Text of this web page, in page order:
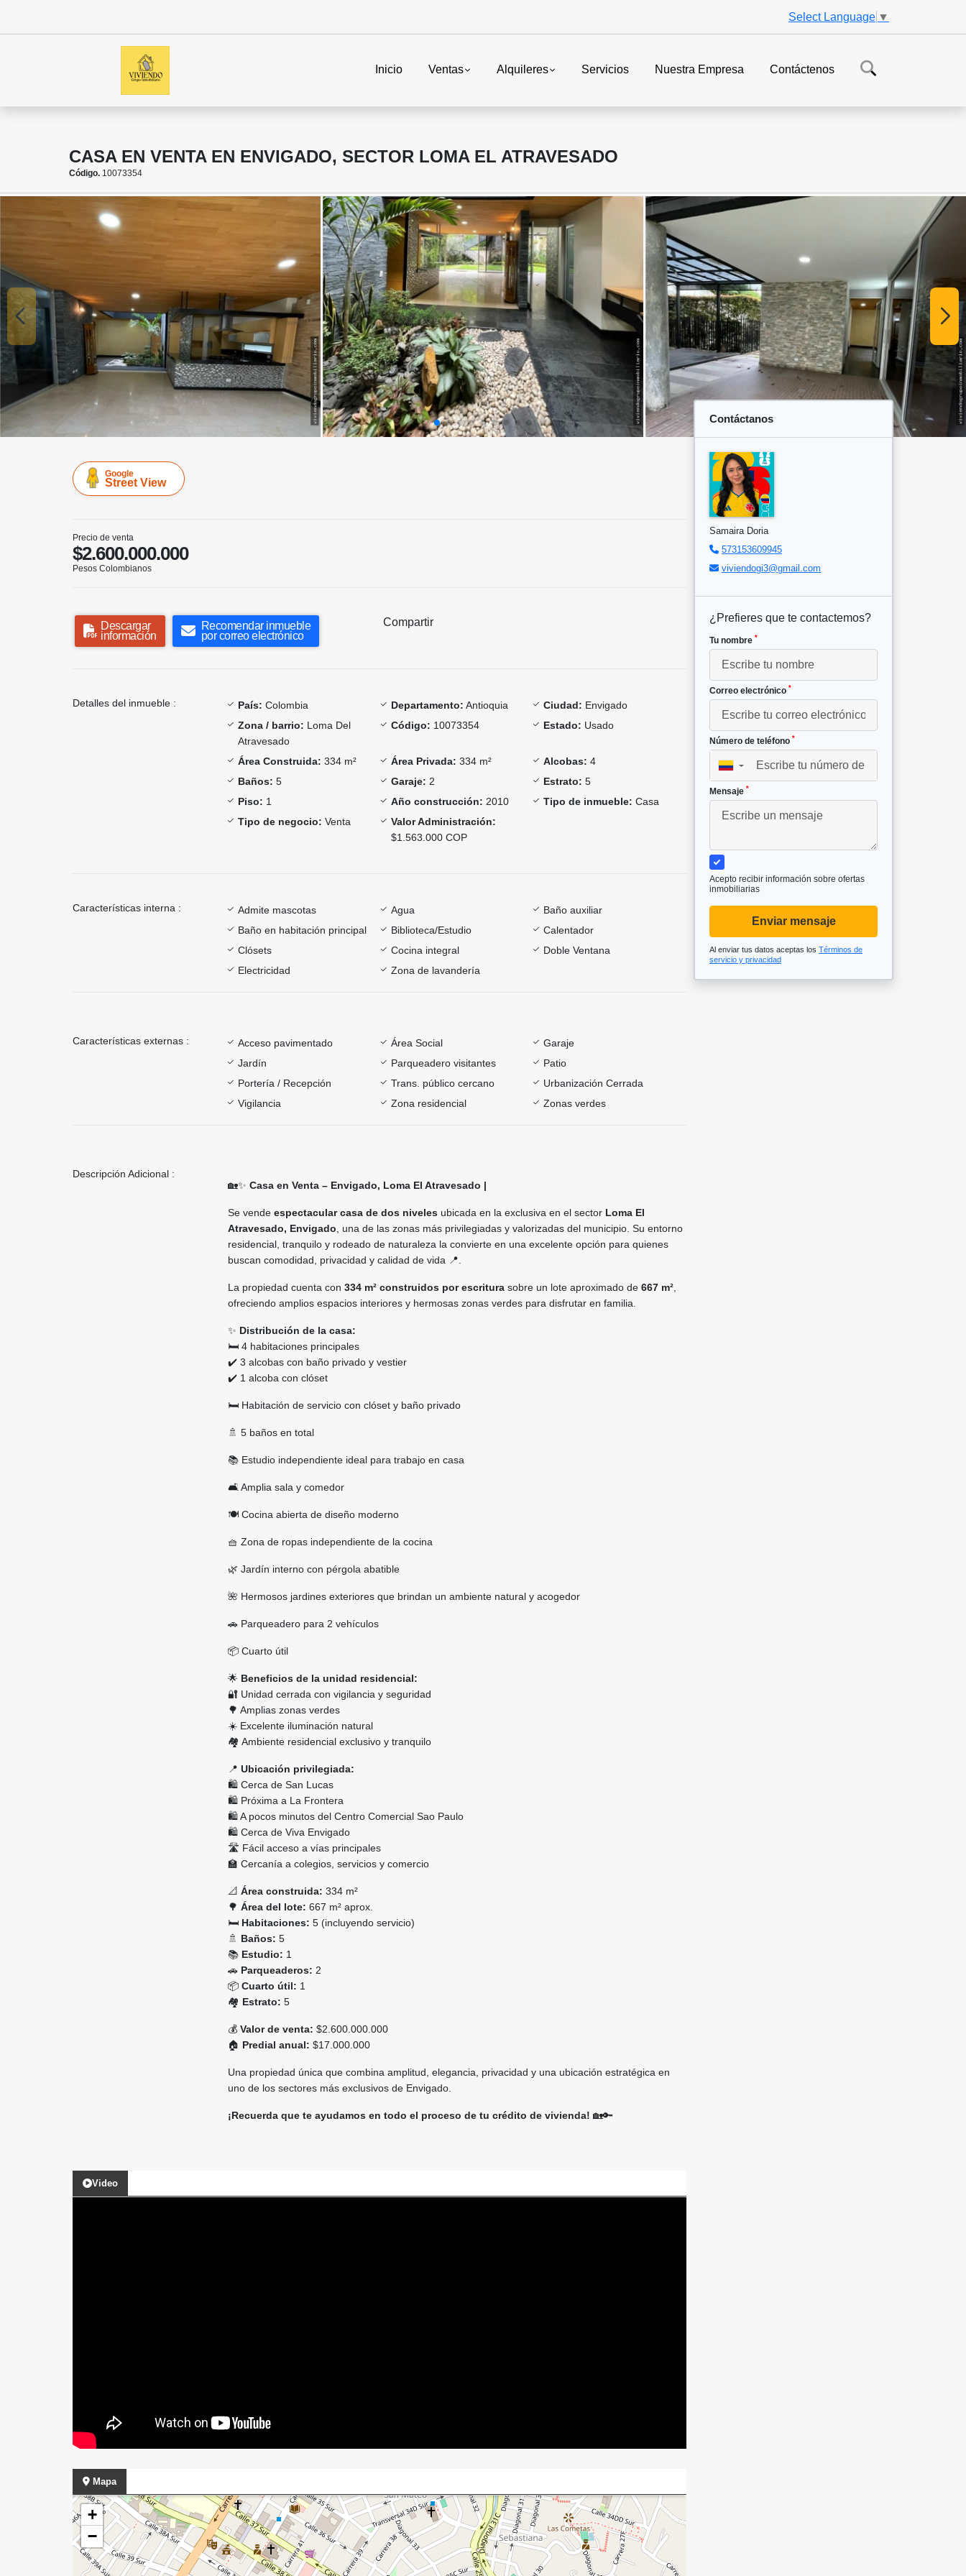
Select Language ▼
Inicio Ventas Alquileres Servicios Nuestra Empresa Contáctenos
CASA EN VENTA EN ENVIGADO, SECTOR LOMA EL ATRAVESADO
Código. 10073354
Google
Street View
Precio de venta
$2.600.000.000
Pesos Colombianos
Descargar
información
Recomendar inmueble
por correo electrónico
Compartir
Detalles del inmueble : País: Colombia Departamento: Antioquia Ciudad: Envigado
Zona / barrio: Loma Del
Atravesado
Código: 10073354 Estado: Usado
Área Construida: 334 m² Área Privada: 334 m² Alcobas: 4
Baños: 5 Garaje: 2 Estrato: 5
Piso: 1 Año construcción: 2010 Tipo de inmueble: Casa
Tipo de negocio: Venta
Valor Administración:
$1.563.000 COP
Características interna : Admite mascotas Agua
Baño auxiliar
Baño en habitación principal
Biblioteca/Estudio
Calentador
Clósets
Cocina integral
Doble Ventana
Electricidad
Zona de lavandería
Características externas : Acceso pavimentado Área Social
Garaje
Jardín
Parqueadero visitantes
Patio
Portería / Recepción
Trans. público cercano
Urbanización Cerrada
Vigilancia
Zona residencial Zonas verdes
Descripción Adicional :
🏡✨ Casa en Venta – Envigado, Loma El Atravesado |
Se vende espectacular casa de dos niveles ubicada en la exclusiva en el sector Loma El
Atravesado, Envigado , una de las zonas más privilegiadas y valorizadas del municipio. Su entorno
residencial, tranquilo y rodeado de naturaleza la convierte en una excelente opción para quienes
buscan comodidad, privacidad y calidad de vida 📍.
La propiedad cuenta con 334 m² construidos por escritura sobre un lote aproximado de 667 m²
ofreciendo amplios espacios interiores y hermosas zonas verdes para disfrutar en familia.
✨ Distribución de la casa:
🛏️ 4 habitaciones principales
✔️ 3 alcobas con baño privado y vestier
✔️ 1 alcoba con clóset
🛏️ Habitación de servicio con clóset y baño privado
🚿 5 baños en total
📚 Estudio independiente ideal para trabajo en casa
🛋️ Amplia sala y comedor
🍽️ Cocina abierta de diseño moderno
🧺 Zona de ropas independiente de la cocina
🌿 Jardín interno con pérgola abatible
🌺 Hermosos jardines exteriores que brindan un ambiente natural y acogedor
🚗 Parqueadero para 2 vehículos
📦 Cuarto útil
🌟 Beneficios de la unidad residencial:
🔐 Unidad cerrada con vigilancia y seguridad
🌳 Amplias zonas verdes
☀️ Excelente iluminación natural
🏘️ Ambiente residencial exclusivo y tranquilo
📍 Ubicación privilegiada:
🛍️ Cerca de San Lucas
🛍️ Próxima a La Frontera
🛍️ A pocos minutos del Centro Comercial Sao Paulo
🛍️ Cerca de Viva Envigado
🛣️ Fácil acceso a vías principales
🏫 Cercanía a colegios, servicios y comercio
📐 Área construida: 334 m²
🌳 Área del lote: 667 m² aprox.
🛏️ Habitaciones: 5 (incluyendo servicio)
🚿 Baños: 5
📚 Estudio: 1
🚗 Parqueaderos: 2
📦 Cuarto útil: 1
🏘️ Estrato: 5
💰 Valor de venta: $2.600.000.000
🏠 Predial anual: $17.000.000
Una propiedad única que combina amplitud, elegancia, privacidad y una ubicación estratégica en
uno de los sectores más exclusivos de Envigado.
¡Recuerda que te ayudamos en todo el proceso de tu crédito de vivienda! 🏡🔑
Video
Mapa
+
−
Contáctanos
Samaira Doria
573153609945
viviendogi3@gmail.com
¿Prefieres que te contactemos?
Tu nombre *
Correo electrónico *
Número de teléfono *
▼
Mensaje *
Acepto recibir información sobre ofertas
inmobiliarias
Enviar mensaje
Al enviar tus datos aceptas los Términos de
servicio y privacidad